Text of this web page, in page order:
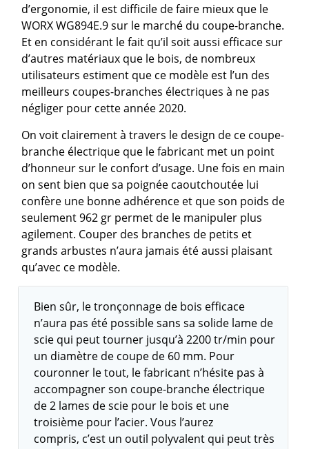
d’ergonomie, il est difficile de faire mieux que le
WORX WG894E.9 sur le marché du coupe-branche.
Et en considérant le fait qu’il soit aussi efficace sur
d’autres matériaux que le bois, de nombreux
utilisateurs estiment que ce modèle est l’un des
meilleurs coupes-branches électriques à ne pas
négliger pour cette année 2020.
On voit clairement à travers le design de ce coupe-
branche électrique que le fabricant met un point
d’honneur sur le confort d’usage. Une fois en main
on sent bien que sa poignée caoutchoutée lui
confère une bonne adhérence et que son poids de
seulement 962 gr permet de le manipuler plus
agilement. Couper des branches de petits et
grands arbustes n’aura jamais été aussi plaisant
qu’avec ce modèle.
Bien sûr, le tronçonnage de bois efficace
n’aura pas été possible sans sa solide lame de
scie qui peut tourner jusqu’à 2200 tr/min pour
un diamètre de coupe de 60 mm. Pour
couronner le tout, le fabricant n’hésite pas à
accompagner son coupe-branche électrique
de 2 lames de scie pour le bois et une
troisième pour l’acier. Vous l’aurez
compris, c’est un outil polyvalent qui peut très